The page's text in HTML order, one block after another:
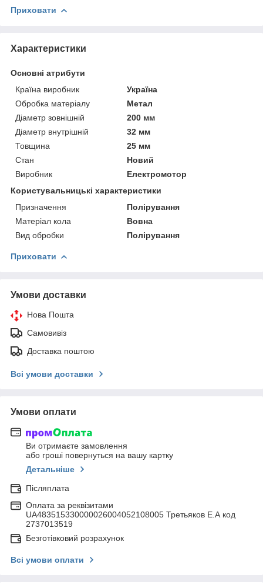
Приховати
Характеристики
Основні атрибути
Країна виробник
Україна
Обробка матеріалу
Метал
Діаметр зовнішній
200 мм
Діаметр внутрішній
32 мм
Товщина
25 мм
Стан
Новий
Виробник
Електромотор
Користувальницькі характеристики
Призначення
Полірування
Матеріал кола
Вовна
Вид обробки
Полірування
Приховати
Умови доставки
Нова Пошта
Самовивіз
Доставка поштою
Всі умови доставки
Умови оплати
Ви отримаєте замовлення
або гроші повернуться на вашу картку
Детальніше
Післяплата
Оплата за реквізитами
UA483515330000026004052108005 Третьяков Е.А код
2737013519
Безготівковий розрахунок
Всі умови оплати